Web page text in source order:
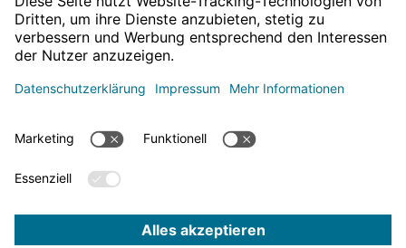
Für mehr News
hier entlang!
Informationen & Downloads
Geoinformation
Datenschutz
Barrierefreiheitserklärung